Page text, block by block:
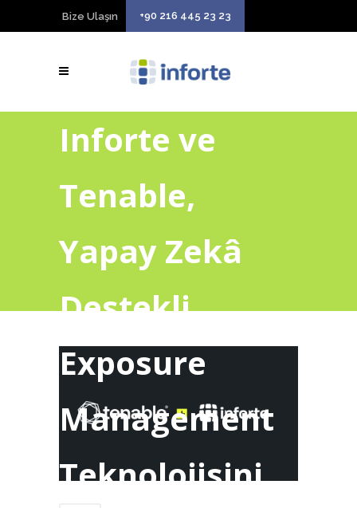
Bize Ulaşın +90 216 445 23 23
Inforte ve
Tenable,
Yapay Zekâ
Destekli
Exposure
Management
Teknolojisini